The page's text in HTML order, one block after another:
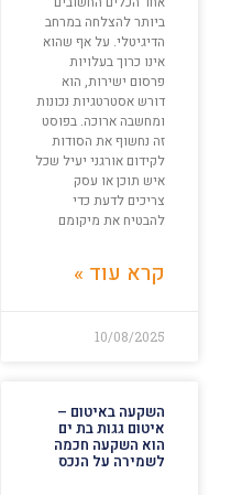
ביותר להצלחה במרחב
הדיגיטלי. על אף שהוא
אינו כרוך בעלויות
פרסום ישירות, הוא
דורש אסטרטגיות נכונות
ומחשבה ארוכה. בפוסט
זה נחשוף את הסודות
לקידום אורגני יעיל שכל
איש תוכן או עסק
צריכים לדעת כדי
להבטיח את מיקומם
קרא עוד »
10/08/2025
השקעה באיטום –
איטום גגות בת ים
הוא השקעה חכמה
לשמירה על הנכס